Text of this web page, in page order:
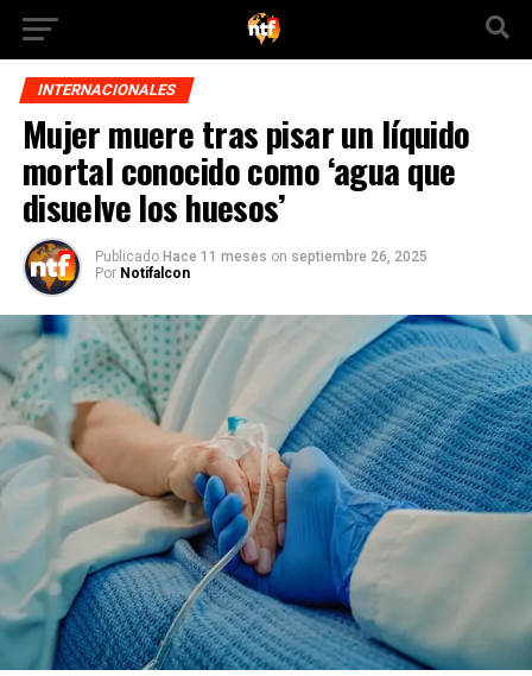
INTERNACIONALES
Mujer muere tras pisar un líquido
mortal conocido como ‘agua que
disuelve los huesos’
Publicado Hace 11 meses on septiembre 26, 2025
Por Notifalcon